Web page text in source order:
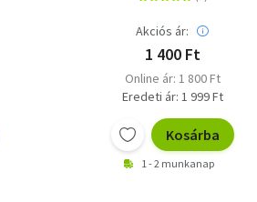
Akciós ár:
1 400 Ft
Online ár: 1 800 Ft
Eredeti ár: 1 999 Ft
Kosárba
1 - 2 munkanap